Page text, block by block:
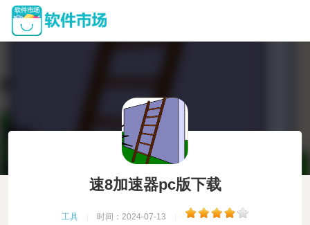
速8加速器pc版下载
工具 时间：2024-07-13